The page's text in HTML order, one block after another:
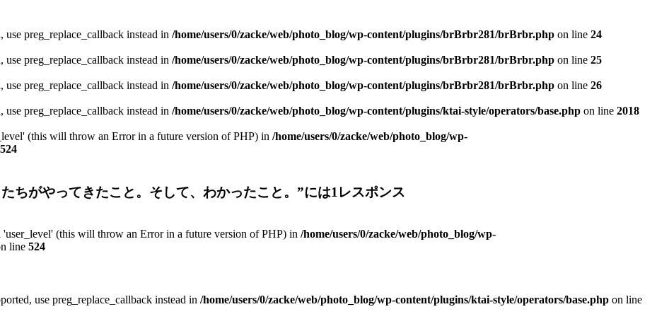
preg_replace_callback instead in /home/users/0/zacke/web/photo_blog/wp-content/plugins/brBrbr281/brBrbr.php on line 24
preg_replace_callback instead in /home/users/0/zacke/web/photo_blog/wp-content/plugins/brBrbr281/brBrbr.php on line 25
preg_replace_callback instead in /home/users/0/zacke/web/photo_blog/wp-content/plugins/brBrbr281/brBrbr.php on line 26
preg_replace_callback instead in /home/users/0/zacke/web/photo_blog/wp-content/plugins/ktai-style/operators/base.php on line 2018
(this will throw an Error in a future version of PHP) in /home/users/0/zacke/web/photo_blog/wp-
524
がやってきたこと。そして、わかったこと。”には1レスポンス
'user_level' (this will throw an Error in a future version of PHP) in /home/users/0/zacke/web/photo_blog/wp-
line 524
use preg_replace_callback instead in /home/users/0/zacke/web/photo_blog/wp-content/plugins/ktai-style/operators/base.php on line